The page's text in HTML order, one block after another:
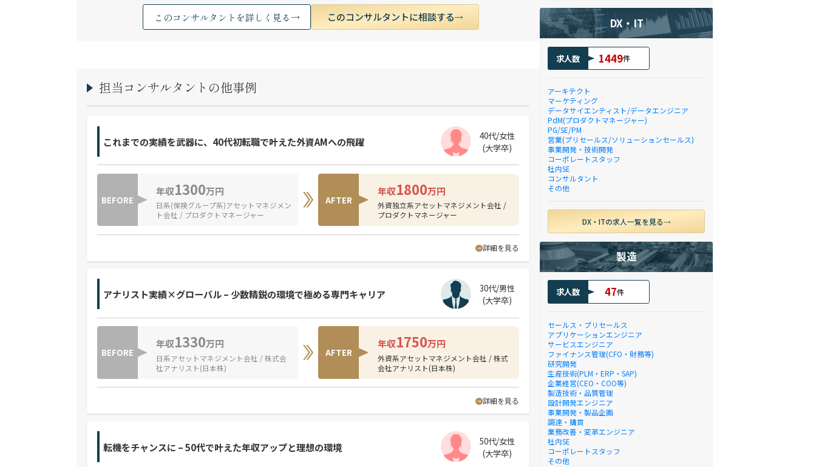
このコンサルタントを詳しく見る このコンサルタントに相談する
担当コンサルタントの他事例
これまでの実績を武器に、40代初転職で叶えた外資AMへの飛躍
40代/女性
(大学卒)
BEFORE
年収1300万円
日系(保険グループ系)アセットマネジメン
ト会社 / プロダクトマネージャー
AFTER
年収1800万円
外資独立系アセットマネジメント会社 /
プロダクトマネージャー
詳細を見る
アナリスト実績×グローバル – 少数精鋭の環境で極める専門キャリア
30代/男性
(大学卒)
BEFORE
年収1330万円
日系アセットマネジメント会社 / 株式会
社アナリスト(日本株)
AFTER
年収1750万円
外資系アセットマネジメント会社 / 株式
会社アナリスト(日本株)
詳細を見る
転機をチャンスに – 50代で叶えた年収アップと理想の環境
50代/女性
(大学卒)
DX・IT
求人数 1449件
アーキテクト
マーケティング
データサイエンティスト/データエンジニア
PdM(プロダクトマネージャー)
PG/SE/PM
営業(プリセールス/ソリューションセールス)
事業開発・技術開発
コーポレートスタッフ
社内SE
コンサルタント
その他
DX・ITの求人一覧を見る
製造
求人数 47件
セールス・プリセールス
アプリケーションエンジニア
サービスエンジニア
ファイナンス管理(CFO・財務等)
研究開発
生産技術(PLM・ERP・SAP)
企業経営(CEO・COO等)
製造技術・品質管理
設計開発エンジニア
事業開発・製品企画
調達・購買
業務改善・変革エンジニア
社内SE
コーポレートスタッフ
その他